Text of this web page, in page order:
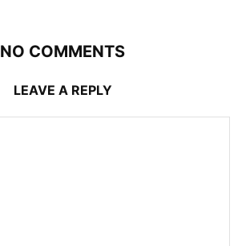
NO COMMENTS
LEAVE A REPLY